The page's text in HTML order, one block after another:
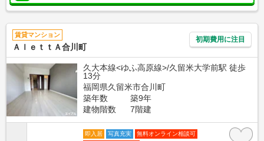
賃貸マンション
ＡｌｅｔｔＡ合川町
初期費用に注目
久大本線<ゆふ高原線>/久留米大学前駅 徒歩
13分
福岡県久留米市合川町
築年数
築9年
建物階数
7階建
即入居 写真充実
無料オンライン相談可